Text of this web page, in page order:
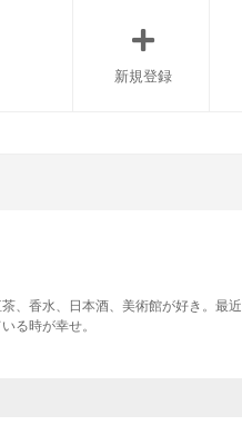
新規登録
、香水、日本酒、美術館が好き。最近
る時が幸せ。